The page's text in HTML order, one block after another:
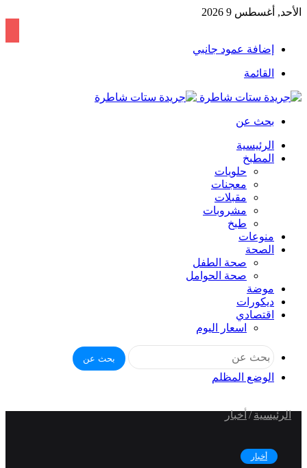
الأحد, أغسطس 9 2026
إضافة عمود جانبي
القائمة
بحث عن
الرئيسية
المطبخ
حلويات
معجنات
مقبلات
مشروبات
طبخ
منوعات
الصحة
صحة الطفل
صحة الحوامل
موضة
ديكورات
اقتصادي
اسعار اليوم
بحث عن
الوضع المظلم
الرئيسية/أخبار
أخبار